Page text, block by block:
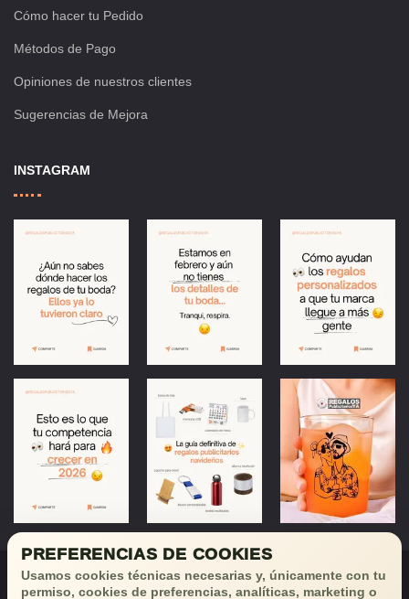
Cómo hacer tu Pedido
Métodos de Pago
Opiniones de nuestros clientes
Sugerencias de Mejora
INSTAGRAM
PREFERENCIAS DE COOKIES
Usamos cookies técnicas necesarias y, únicamente con tu
permiso, cookies de preferencias, analíticas, marketing o